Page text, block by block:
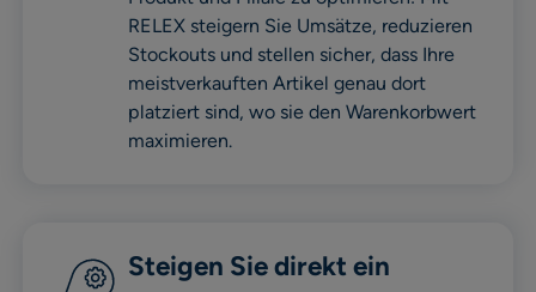
RELEX steigern Sie Umsätze, reduzieren
Stockouts und stellen sicher, dass Ihre
meistverkauften Artikel genau dort
platziert sind, wo sie den Warenkorbwert
maximieren.
Steigen Sie direkt ein